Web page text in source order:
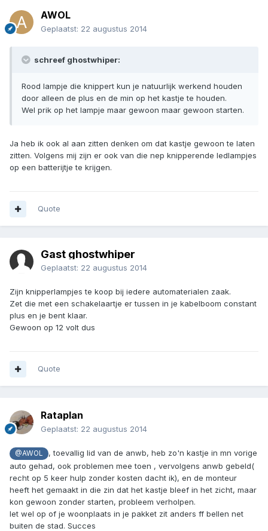
AWOL
Geplaatst: 22 augustus 2014
schreef ghostwhiper:
Rood lampje die knippert kun je natuurlijk werkend houden
door alleen de plus en de min op het kastje te houden.
Wel prik op het lampje maar gewoon maar gewoon starten.
Ja heb ik ook al aan zitten denken om dat kastje gewoon te laten
zitten. Volgens mij zijn er ook van die nep knipperende ledlampjes
op een batterijtje te krijgen.
Quote
Gast ghostwhiper
Geplaatst: 22 augustus 2014
Zijn knipperlampjes te koop bij iedere automaterialen zaak.
Zet die met een schakelaartje er tussen in je kabelboom constant
plus en je bent klaar.
Gewoon op 12 volt dus
Quote
Rataplan
Geplaatst: 22 augustus 2014
@AWOL
, toevallig lid van de anwb, heb zo'n kastje in mn vorige
auto gehad, ook problemen mee toen , vervolgens anwb gebeld(
recht op 5 keer hulp zonder kosten dacht ik), en de monteur
heeft het gemaakt in die zin dat het kastje bleef in het zicht, maar
kon gewoon zonder starten, probleem verholpen.
let wel op of je woonplaats in je pakket zit anders ff bellen net
buiten de stad. Succes